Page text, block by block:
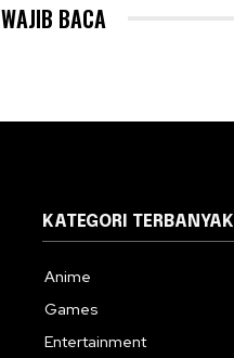
WAJIB BACA
KATEGORI TERBANYAK
Anime
Games
Entertainment